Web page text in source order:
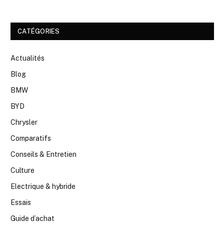
CATÉGORIES
Actualités
Blog
BMW
BYD
Chrysler
Comparatifs
Conseils & Entretien
Culture
Electrique & hybride
Essais
Guide d’achat